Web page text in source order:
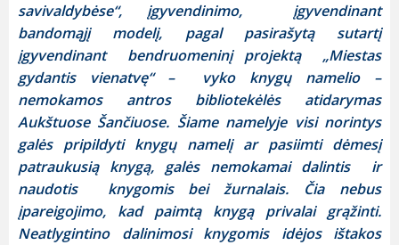
savivaldybėse“, įgyvendinimo, įgyvendinant
bandomąjį modelį, pagal pasirašytą sutartį
įgyvendinant bendruomeninį projektą „Miestas
gydantis vienatvę“ – vyko knygų namelio –
nemokamos antros bibliotekėlės atidarymas
Aukštuose Šančiuose. Šiame namelyje visi norintys
galės pripildyti knygų namelį ar pasiimti dėmesį
patraukusią knygą, galės nemokamai dalintis ir
naudotis knygomis bei žurnalais. Čia nebus
įpareigojimo, kad paimtą knygą privalai grąžinti.
Neatlygintino dalinimosi knygomis idėjos ištakos